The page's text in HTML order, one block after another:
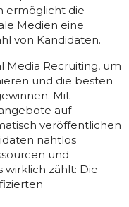
ermöglicht die
Medien eine
von Kandidaten.
Media Recruiting, um
und die besten
Mit
auf
veröffentlichen
nahtlos
und
wirklich zählt: Die